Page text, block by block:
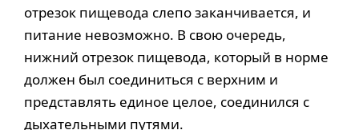
отрезок пищевода слепо заканчивается, и
питание невозможно. В свою очередь,
нижний отрезок пищевода, который в норме
должен был соединиться с верхним и
представлять единое целое, соединился с
дыхательными путями.